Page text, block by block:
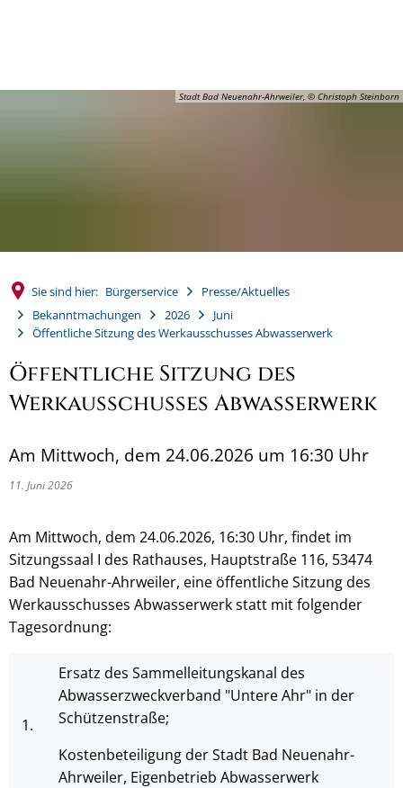
Stadt Bad Neuenahr-Ahrweiler, © Christoph Steinborn
Sie sind hier: Bürgerservice
Presse/Aktuelles
Bekanntmachungen
2026
Juni
Öffentliche Sitzung des Werkausschusses Abwasserwerk
Öffentliche Sitzung des
Werkausschusses Abwasserwerk
Am Mittwoch, dem 24.06.2026 um 16:30 Uhr
11. Juni 2026
Am Mittwoch, dem 24.06.2026, 16:30 Uhr, findet im
Sitzungssaal I des Rathauses, Hauptstraße 116, 53474
Bad Neuenahr-Ahrweiler, eine öffentliche Sitzung des
Werkausschusses Abwasserwerk statt mit folgender
Tagesordnung:
1.
Ersatz des Sammelleitungskanal des
Abwasserzweckverband "Untere Ahr" in der
Schützenstraße;
Kostenbeteiligung der Stadt Bad Neuenahr-
Ahrweiler, Eigenbetrieb Abwasserwerk